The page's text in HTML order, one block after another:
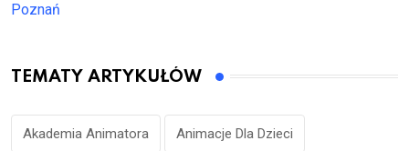
Poznań
TEMATY ARTYKUŁÓW
Akademia Animatora Animacje Dla Dzieci